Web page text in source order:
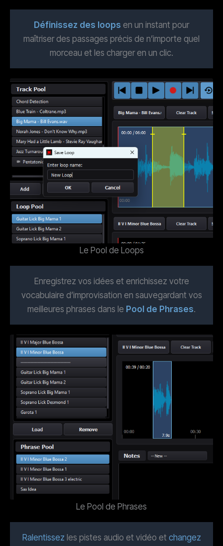
Définissez des loops en un instant pour
maîtriser des passages précis de n’importe quel
morceau et les charger en un clic.
Le Pool de Loops
Enregistrez vos idées et enrichissez votre
vocabulaire d’improvisation en sauvegardant vos
meilleures phrases dans le Pool de Phrases.
Le Pool de Phrases
Ralentissez les pistes audio et vidéo et changez